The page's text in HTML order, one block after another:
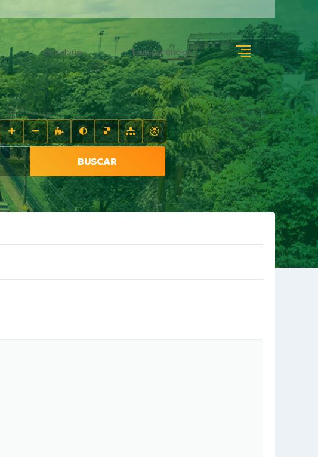
Ouvidoria Transparência
BUSCAR